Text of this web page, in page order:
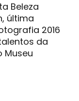
Beleza
última
2016
da